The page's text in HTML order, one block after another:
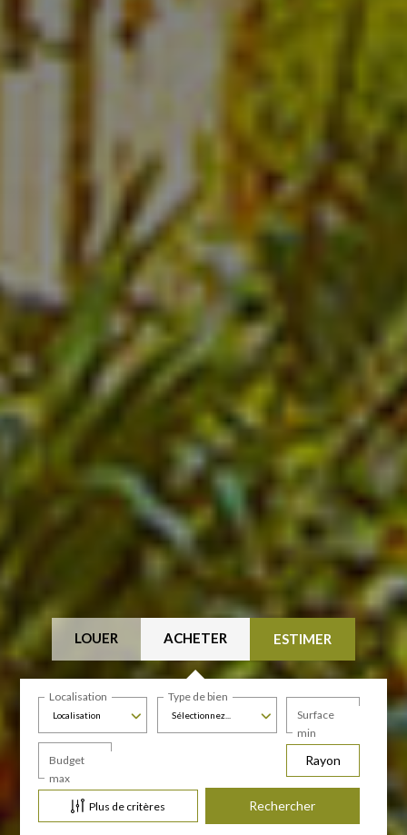
LOUER ACHETER ESTIMER
Localisation
Localisation
Sélectionnez...
Type de bien
Surface
min
Budget
max
Rayon
Plus de critères